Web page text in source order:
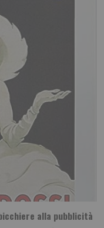
alla pubblicità